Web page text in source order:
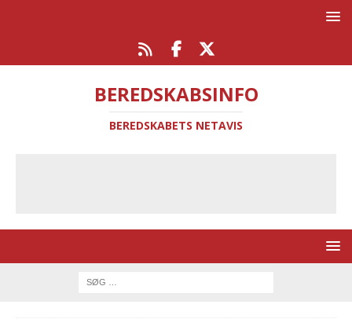
BEREDSKABSINFO
BEREDSKABETS NETAVIS